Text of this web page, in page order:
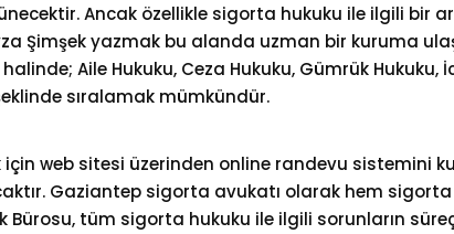
Ancak özellikle sigorta hukuku ile ilgili bir
Şimşek yazmak bu alanda uzman bir kuruma
Aile Hukuku, Ceza Hukuku, Gümrük Hukuku,
sıralamak mümkündür.
web sitesi üzerinden online randevu sistemini
Gaziantep sigorta avukatı olarak hem
Bürosu, tüm sigorta hukuku ile ilgili sorunların